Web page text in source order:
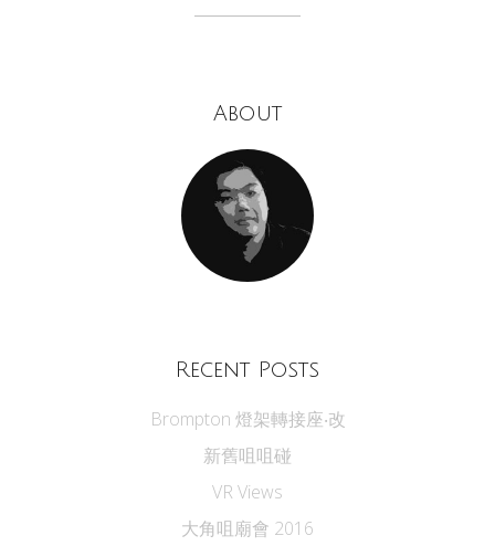
About
Recent Posts
Brompton 燈架轉接座‧改
新舊咀咀碰
VR Views
大角咀廟會 2016